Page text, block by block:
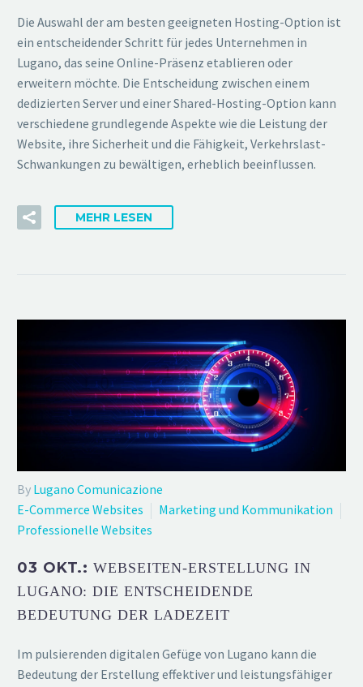
Die Auswahl der am besten geeigneten Hosting-Option ist
ein entscheidender Schritt für jedes Unternehmen in
Lugano, das seine Online-Präsenz etablieren oder
erweitern möchte. Die Entscheidung zwischen einem
dedizierten Server und einer Shared-Hosting-Option kann
verschiedene grundlegende Aspekte wie die Leistung der
Website, ihre Sicherheit und die Fähigkeit, Verkehrslast-
Schwankungen zu bewältigen, erheblich beeinflussen.
MEHR LESEN
By Lugano Comunicazione
E-Commerce Websites
Marketing und Kommunikation
Professionelle Websites
03 OKT.:WEBSEITEN-ERSTELLUNG IN
LUGANO: DIE ENTSCHEIDENDE
BEDEUTUNG DER LADEZEIT
Im pulsierenden digitalen Gefüge von Lugano kann die
Bedeutung der Erstellung effektiver und leistungsfähiger